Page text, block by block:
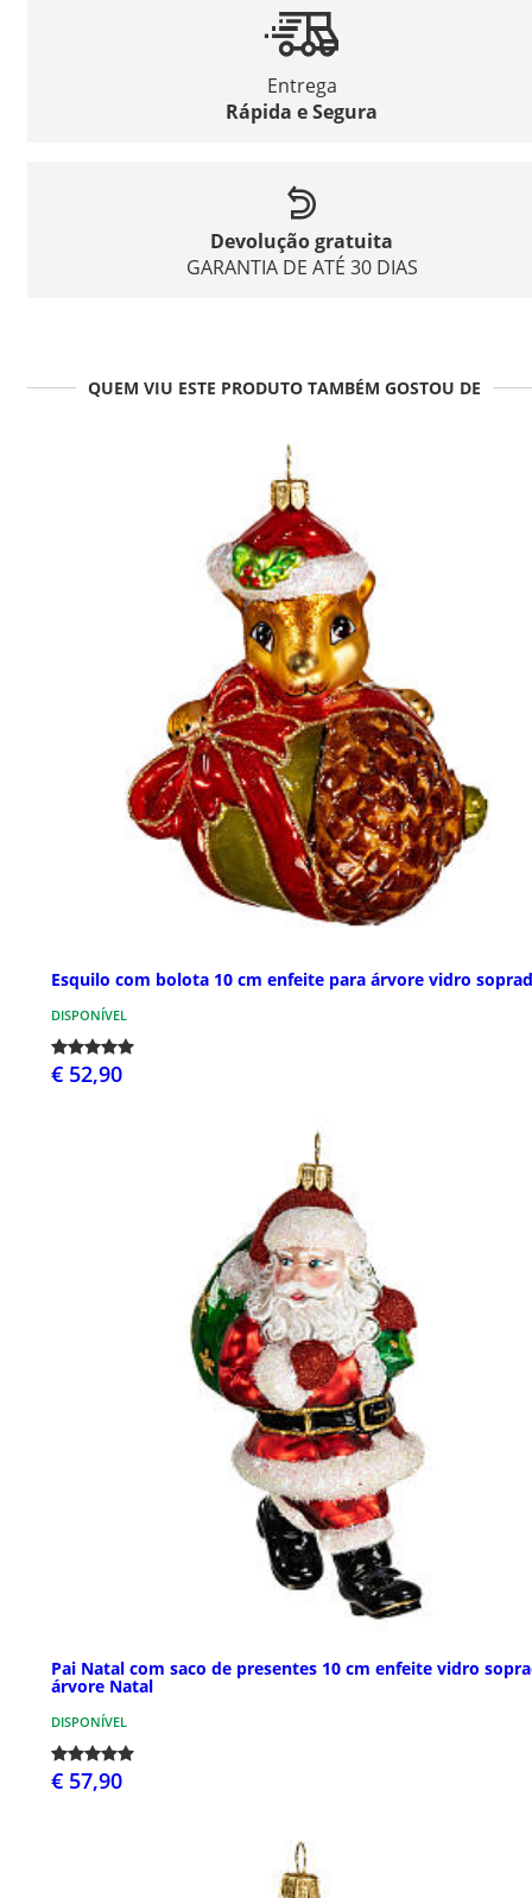
Entrega
Rápida e Segura
Devolução gratuita
GARANTIA DE ATÉ 30 DIAS
QUEM VIU ESTE PRODUTO TAMBÉM GOSTOU DE
Esquilo com bolota 10 cm enfeite para árvore vidro
DISPONÍVEL
€ 52,90
Pai Natal com saco de presentes 10 cm enfeite vidro
árvore Natal
DISPONÍVEL
€ 57,90